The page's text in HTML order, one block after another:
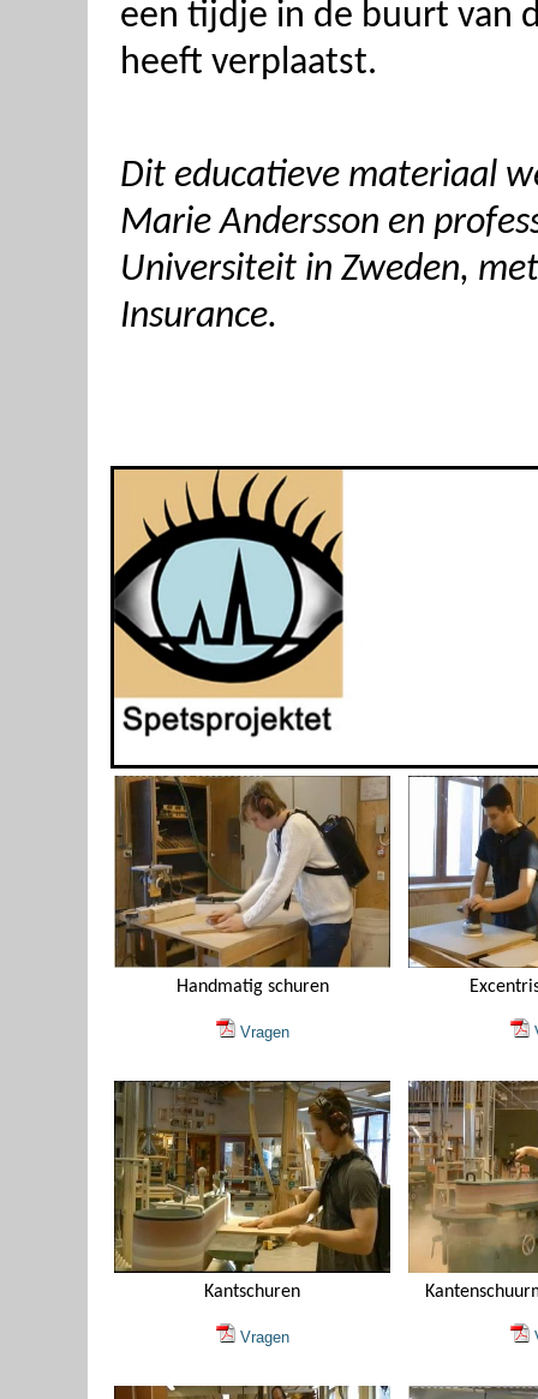
een tijdje in de buurt van
heeft verplaatst.
Dit educatieve materiaal
Marie Andersson en
Universiteit in Zweden,
Insurance.
Handmatig schuren
Vragen
Kantschuren
Vragen